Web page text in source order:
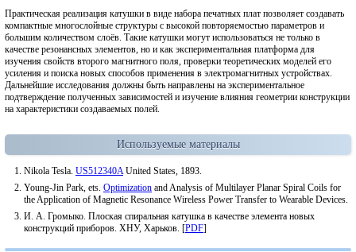
Практическая реализация катушки в виде набора печатных плат позволяет создавать
компактные многослойные структуры с высокой повторяемостью параметров и
большим количеством слоёв. Такие катушки могут использоваться не только в
качестве резонансных элементов, но и как экспериментальная платформа для
изучения свойств второго магнитного поля, проверки теоретических моделей его
усиления и поиска новых способов применения в электромагнитных устройствах.
Дальнейшие исследования должны быть направлены на экспериментальное
подтверждение полученных зависимостей и изучение влияния геометрии конструкции
на характеристики создаваемых полей.
Используемые материалы
Nikola Tesla. US512340AUnited States, 1893.
Young-Jin Park, ets. Optimization and Analysis of Multilayer Planar Spiral Coils for
the Application of Magnetic Resonance Wireless Power Transfer to Wearable Devices.
И. А. Громыко. Плоская спиральная катушка в качестве элемента новых
конструкций приборов. ХНУ, Харьков. [PDF]